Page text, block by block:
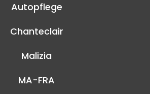
Autopflege
Chanteclair
Malizia
MA-FRA